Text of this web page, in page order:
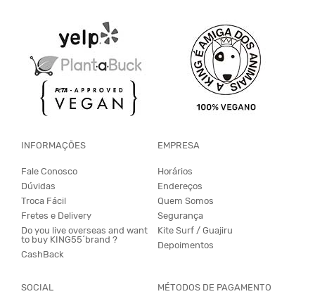
INFORMAÇÕES
Fale Conosco
Dúvidas
Troca Fácil
Fretes e Delivery
Do you live overseas and want
to buy KING55´brand ?
CashBack
EMPRESA
Horários
Endereços
Quem Somos
Segurança
Kite Surf / Guajiru
Depoimentos
SOCIAL MÉTODOS DE PAGAMENTO